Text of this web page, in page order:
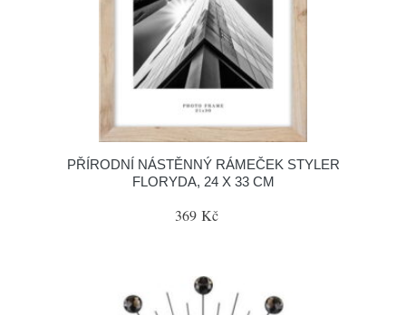
PŘÍRODNÍ NÁSTĚNNÝ RÁMEČEK STYLER
FLORYDA, 24 X 33 CM
369 Kč